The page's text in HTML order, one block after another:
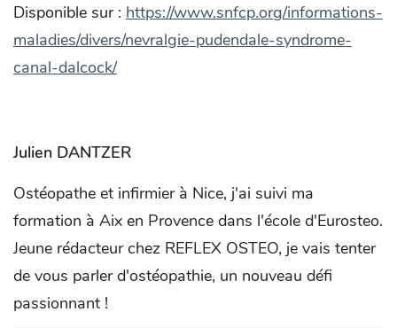
Disponible sur : https://www.snfcp.org/informations-
maladies/divers/nevralgie-pudendale-syndrome-
canal-dalcock/
Julien DANTZER
Ostéopathe et infirmier à Nice, j'ai suivi ma
formation à Aix en Provence dans l'école d'Eurosteo.
Jeune rédacteur chez REFLEX OSTEO, je vais tenter
de vous parler d'ostéopathie, un nouveau défi
passionnant !